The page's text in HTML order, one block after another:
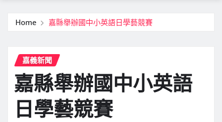
Home 嘉縣舉辦國中小英語日學藝競賽
嘉義新聞
嘉縣舉辦國中小英語
日學藝競賽